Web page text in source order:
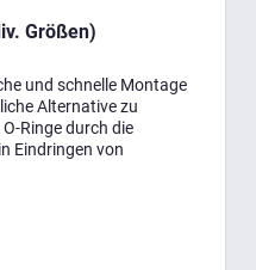
Größen)
und schnelle Montage
Alternative zu
Ringe durch die
Eindringen von